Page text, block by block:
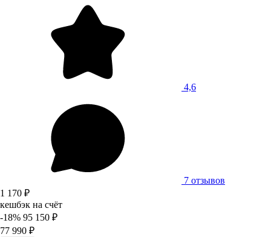
4,6
7 отзывов
1 170 ₽
кешбэк на счёт
-18% 95 150 ₽
77 990 ₽